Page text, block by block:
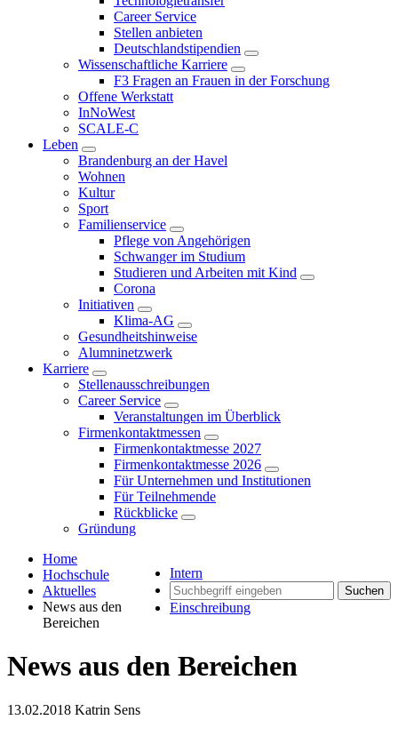
Career Service
Stellen anbieten
Deutschlandstipendien
Wissenschaftliche Karriere
F3 Fragen an Frauen in der Forschung
Offene Werkstatt
InNoWest
SCALE-C
Leben
Brandenburg an der Havel
Wohnen
Kultur
Sport
Familienservice
Pflege von Angehörigen
Schwanger im Studium
Studieren und Arbeiten mit Kind
Corona
Initiativen
Klima-AG
Gesundheitshinweise
Alumninetzwerk
Karriere
Stellenausschreibungen
Career Service
Veranstaltungen im Überblick
Firmenkontaktmessen
Firmenkontaktmesse 2027
Firmenkontaktmesse 2026
Für Unternehmen und Institutionen
Für Teilnehmende
Rückblicke
Gründung
Intern
Suchen
Einschreibung
Home
Hochschule
Aktuelles
News aus den
Bereichen
News aus den Bereichen
13.02.2018 Katrin Sens